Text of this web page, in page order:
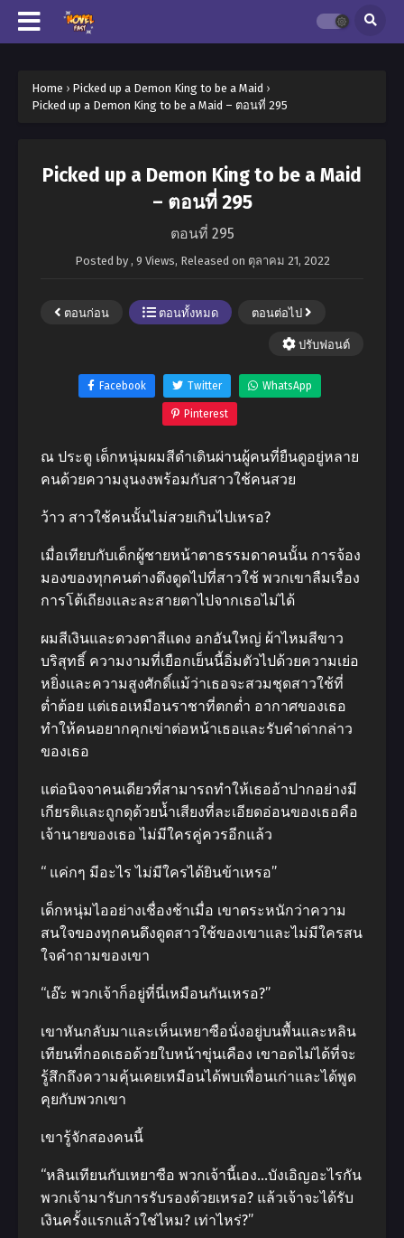
Home › Picked up a Demon King to be a Maid ›
Picked up a Demon King to be a Maid – ตอนที่ 295
Picked up a Demon King to be a Maid
– ตอนที่ 295
ตอนที่ 295
Posted by , 9 Views, Released on ตุลาคม 21, 2022
ตอนก่อน ตอนทั้งหมด ตอนต่อไป
ปรับฟอนต์
Facebook Twitter WhatsApp
Pinterest
ณ ประตู เด็กหนุ่มผมสีดําเดินผ่านผู้คนที่ยืนดูอยู่หลาย
คนด้วยความงุนงงพร้อมกับสาวใช้คนสวย
ว้าว สาวใช้คนนั้นไม่สวยเกินไปเหรอ?
เมื่อเทียบกับเด็กผู้ชายหน้าตาธรรมดาคนนั้น การจ้อง
มองของทุกคนต่างดึงดูดไปที่สาวใช้ พวกเขาลืมเรื่อง
การโต้เถียงและละสายตาไปจากเธอไม่ได้
ผมสีเงินและดวงตาสีแดง อกอันใหญ่ ผ้าไหมสีขาว
บริสุทธิ์ ความงามที่เยือกเย็นนี้อิ่มตัวไปด้วยความเย่อ
หยิ่งและความสูงศักดิ์แม้ว่าเธอจะสวมชุดสาวใช้ที่
ต่ำต้อย แต่เธอเหมือนราชาที่ตกต่ำ อากาศของเธอ
ทําให้คนอยากคุกเข่าต่อหน้าเธอและรับคําด่ากล่าว
ของเธอ
แต่อนิจจาคนเดียวที่สามารถทําให้เธออ้าปากอย่างมี
เกียรติและถูกดุด้วยน้ำเสียงที่ละเอียดอ่อนของเธอคือ
เจ้านายของเธอ ไม่มีใครคู่ควรอีกแล้ว
“ แค่กๆ มีอะไร ไม่มีใครได้ยินข้าเหรอ”
เด็กหนุ่มไออย่างเชื่องช้าเมื่อ เขาตระหนักว่าความ
สนใจของทุกคนดึงดูดสาวใช้ของเขาและไม่มีใครสน
ใจคําถามของเขา
“เอ๊ะ พวกเจ้าก็อยู่ที่นี่เหมือนกันเหรอ?”
เขาหันกลับมาและเห็นเหยาซือนั่งอยู่บนพื้นและหลิน
เทียนที่กอดเธอด้วยใบหน้าขุ่นเคือง เขาอดไม่ได้ที่จะ
รู้สึกถึงความคุ้นเคยเหมือนได้พบเพื่อนเก่าและได้พูด
คุยกับพวกเขา
เขารู้จักสองคนนี้
“หลินเทียนกับเหยาซือ พวกเจ้านี้เอง…บังเอิญอะไรกัน
พวกเจ้ามารับการรับรองด้วยเหรอ? แล้วเจ้าจะได้รับ
เงินครั้งแรกแล้วใช่ไหม? เท่าไหร่?”